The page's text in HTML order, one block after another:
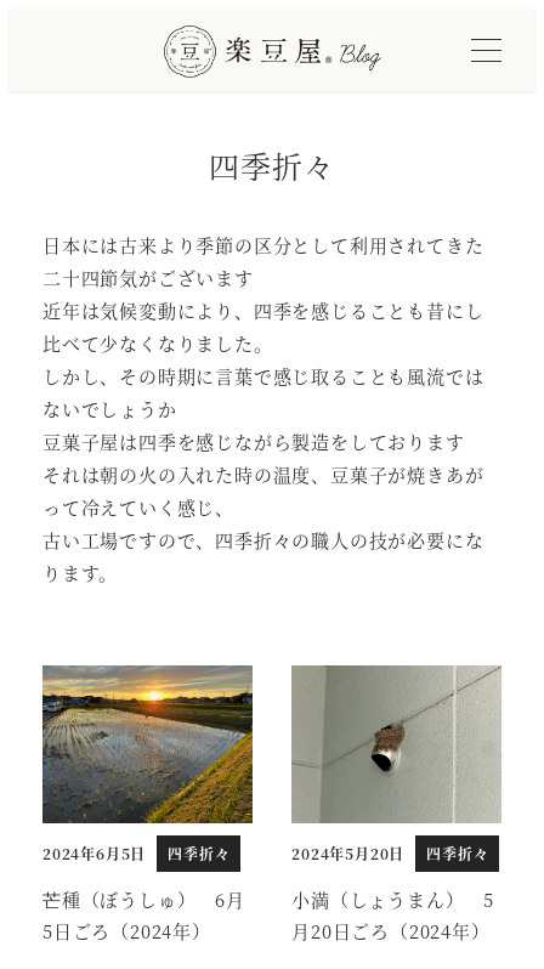
四季折々
日本には古来より季節の区分として利用されてきた
二十四節気がございます
近年は気候変動により、四季を感じることも昔にし
比べて少なくなりました。
しかし、その時期に言葉で感じ取ることも風流では
ないでしょうか
豆菓子屋は四季を感じながら製造をしております
それは朝の火の入れた時の温度、豆菓子が焼きあが
って冷えていく感じ、
古い工場ですので、四季折々の職人の技が必要にな
ります。
芒種（ぼうしゅ） 6月
5日ごろ（2024年）
投稿日
2024年6月5日 四季折々
小満（しょうまん） 5
月20日ごろ（2024年）
投稿日
2024年5月20日 四季折々